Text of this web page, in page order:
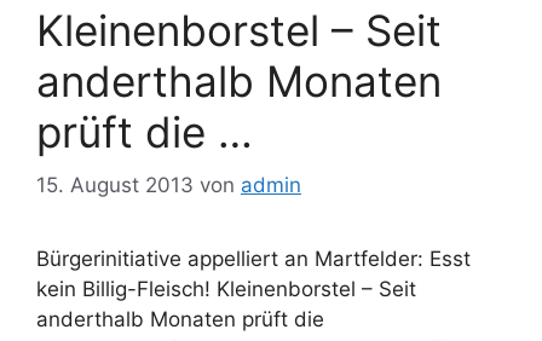
Kleinenborstel – Seit
anderthalb Monaten
prüft die …
15. August 2013 von admin
Bürgerinitiative appelliert an Martfelder: Esst
kein Billig-Fleisch! Kleinenborstel – Seit
anderthalb Monaten prüft die